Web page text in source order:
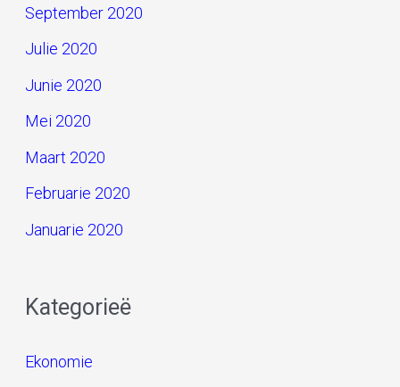
September 2020
Julie 2020
Junie 2020
Mei 2020
Maart 2020
Februarie 2020
Januarie 2020
Kategorieë
Ekonomie